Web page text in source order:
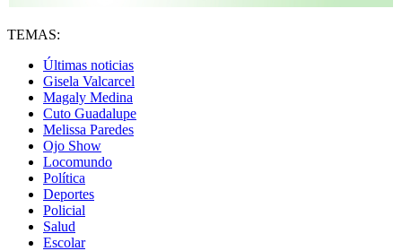
TEMAS:
Últimas noticias
Gisela Valcarcel
Magaly Medina
Cuto Guadalupe
Melissa Paredes
Ojo Show
Locomundo
Política
Deportes
Policial
Salud
Escolar